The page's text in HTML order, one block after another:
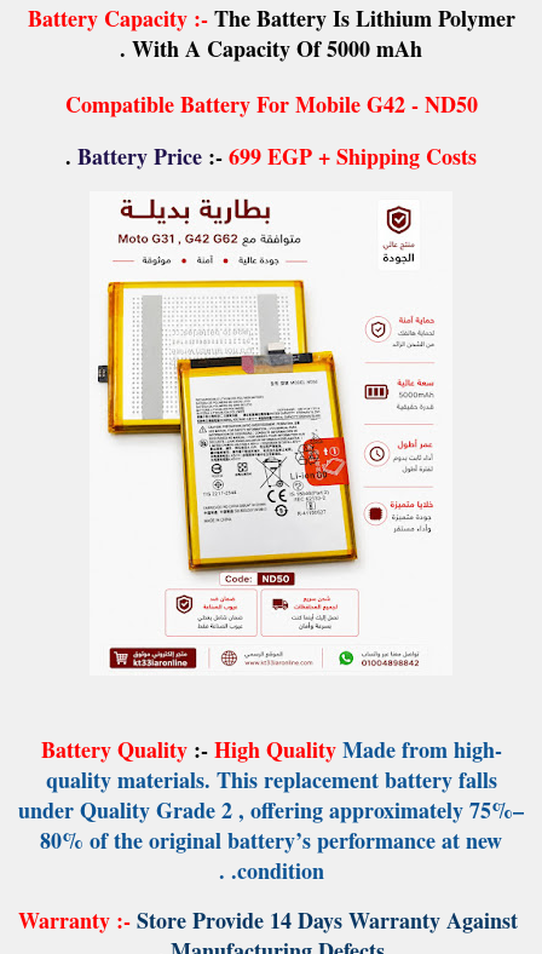
Battery Capacity :-The Battery Is Lithium Polymer
With A Capacity Of 5000 mAh .
Compatible Battery For Mobile G42 - ND50
Battery Price :-699 EGP + Shipping Costs
.
Battery Quality:-High QualityMade from high-
quality materials. This replacement battery falls
under Quality Grade 2 , offering approximately 75%–
80% of the original battery’s performance at new
condition.
.
Warranty :-Store Provide 14 Days Warranty Against